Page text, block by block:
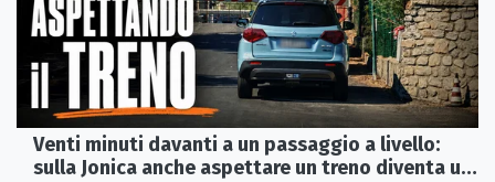
Venti minuti davanti a un passaggio a livello:
sulla Jonica anche aspettare un treno diventa un